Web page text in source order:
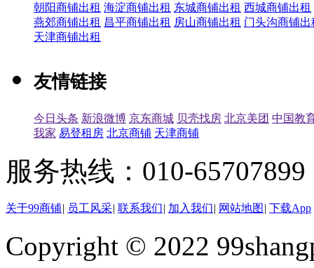
朝阳商铺出租 海淀商铺出租 东城商铺出租 西城商铺出租
燕郊商铺出租 昌平商铺出租 房山商铺出租 门头沟商铺出
天津商铺出租
友情链接
今日头条 新浪微博 京东商城 贝壳找房 北京美团 中国教
我家 易登租房 北京商铺 天津商铺
服务热线：010-
关于99商铺| 员工风采| 联系我们| 加入我们| 网站地图 | 下载App
Copyright © 2022